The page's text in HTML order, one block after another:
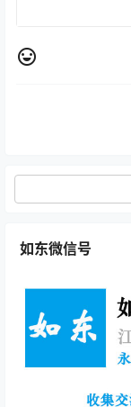
如东微信号